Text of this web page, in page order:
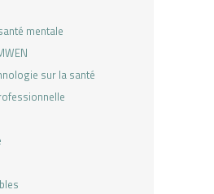
mentale
sur la santé